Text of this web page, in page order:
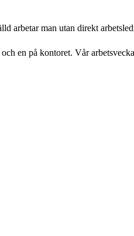
arbetar man utan direkt
en på kontoret. Vår